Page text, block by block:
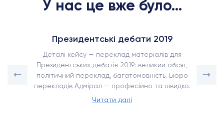
У нас це вже було...
Президентські дебати 2019
Деталі кейсу — переклад матеріалів для
Президентських дебатів 2019: великий обсяг,
політичний переклад, багатомовність. Бюро
перекладів Адмірал — професійно та швидко.
Читати далі